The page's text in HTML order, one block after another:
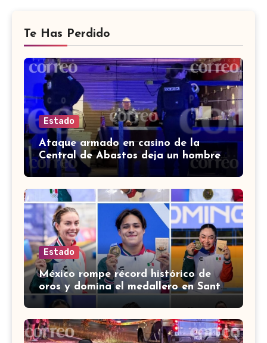
Te Has Perdido
Estado
Ataque armado en casino de la
Central de Abastos deja un hombre
muerto en León
Estado
México rompe récord histórico de
oros y domina el medallero en Santo
Domingo 2026